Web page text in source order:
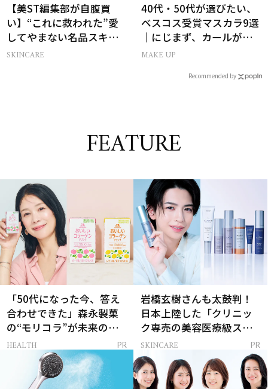
【美ST編集部が自腹買
い】“これに救われた”愛
してやまない名品スキン
ケア6選
SKINCARE
40代・50代が選びたい、
ベスコス受賞マスカラ9選
｜にじまず、カールが続
く名品
MAKE UP
Recommended by
FEATURE
「50代になった今、答え
合わせできた」森永製菓
の“モリコラ”が未来のキ
レイを連れてくる！
HEALTH PR
岩橋玄樹さんも太鼓判！
日本上陸した「クリニッ
ク専売の美容医療級スキ
ンケア」
SKINCARE PR